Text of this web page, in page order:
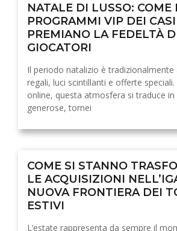
NATALE DI LUSSO: COME I
PROGRAMMI VIP DEI
PREMIANO LA FEDELTÀ
GIOCATORI
Il periodo natalizio è tradizionalmente
regali, luci scintillanti e offerte
online, questa atmosfera si traduce
generose, tornei
COME SI STANNO
LE ACQUISIZIONI
NUOVA FRONTIERA DEI
ESTIVI
L’estate rappresenta da sempre il